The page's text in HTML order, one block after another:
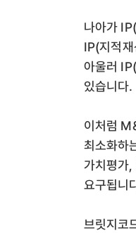
나아가
IP(지적
아울러
있습니다.
이처럼
최소화하
가치평가,
요구됩니
브릿지코